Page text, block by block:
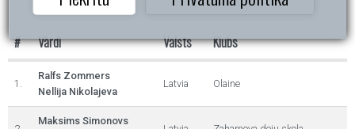
# Vārdi Valsts Klubs
1.
Ralfs Zommers
Nellija Nikolajeva
Latvia Olaine
Maksims Simonovs